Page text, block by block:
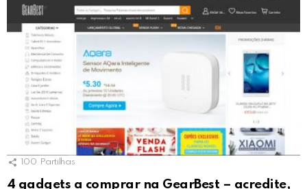
100 Partilhas
4 gadgets a comprar na GearBest – acredite,